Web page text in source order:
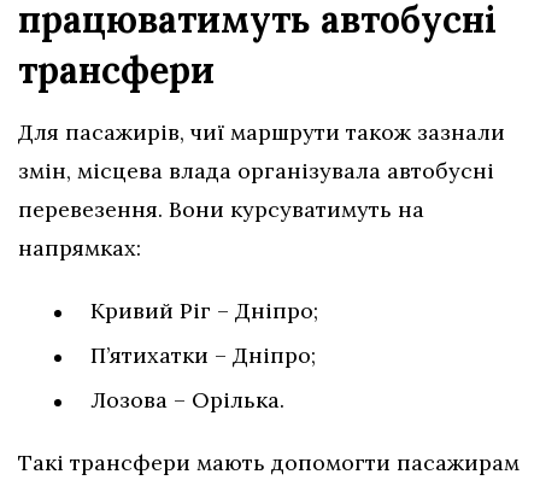
працюватимуть автобусні
трансфери
Для пасажирів, чиї маршрути також зазнали
змін, місцева влада організувала автобусні
перевезення. Вони курсуватимуть на
напрямках:
Кривий Ріг – Дніпро;
П’ятихатки – Дніпро;
Лозова – Орілька.
Такі трансфери мають допомогти пасажирам